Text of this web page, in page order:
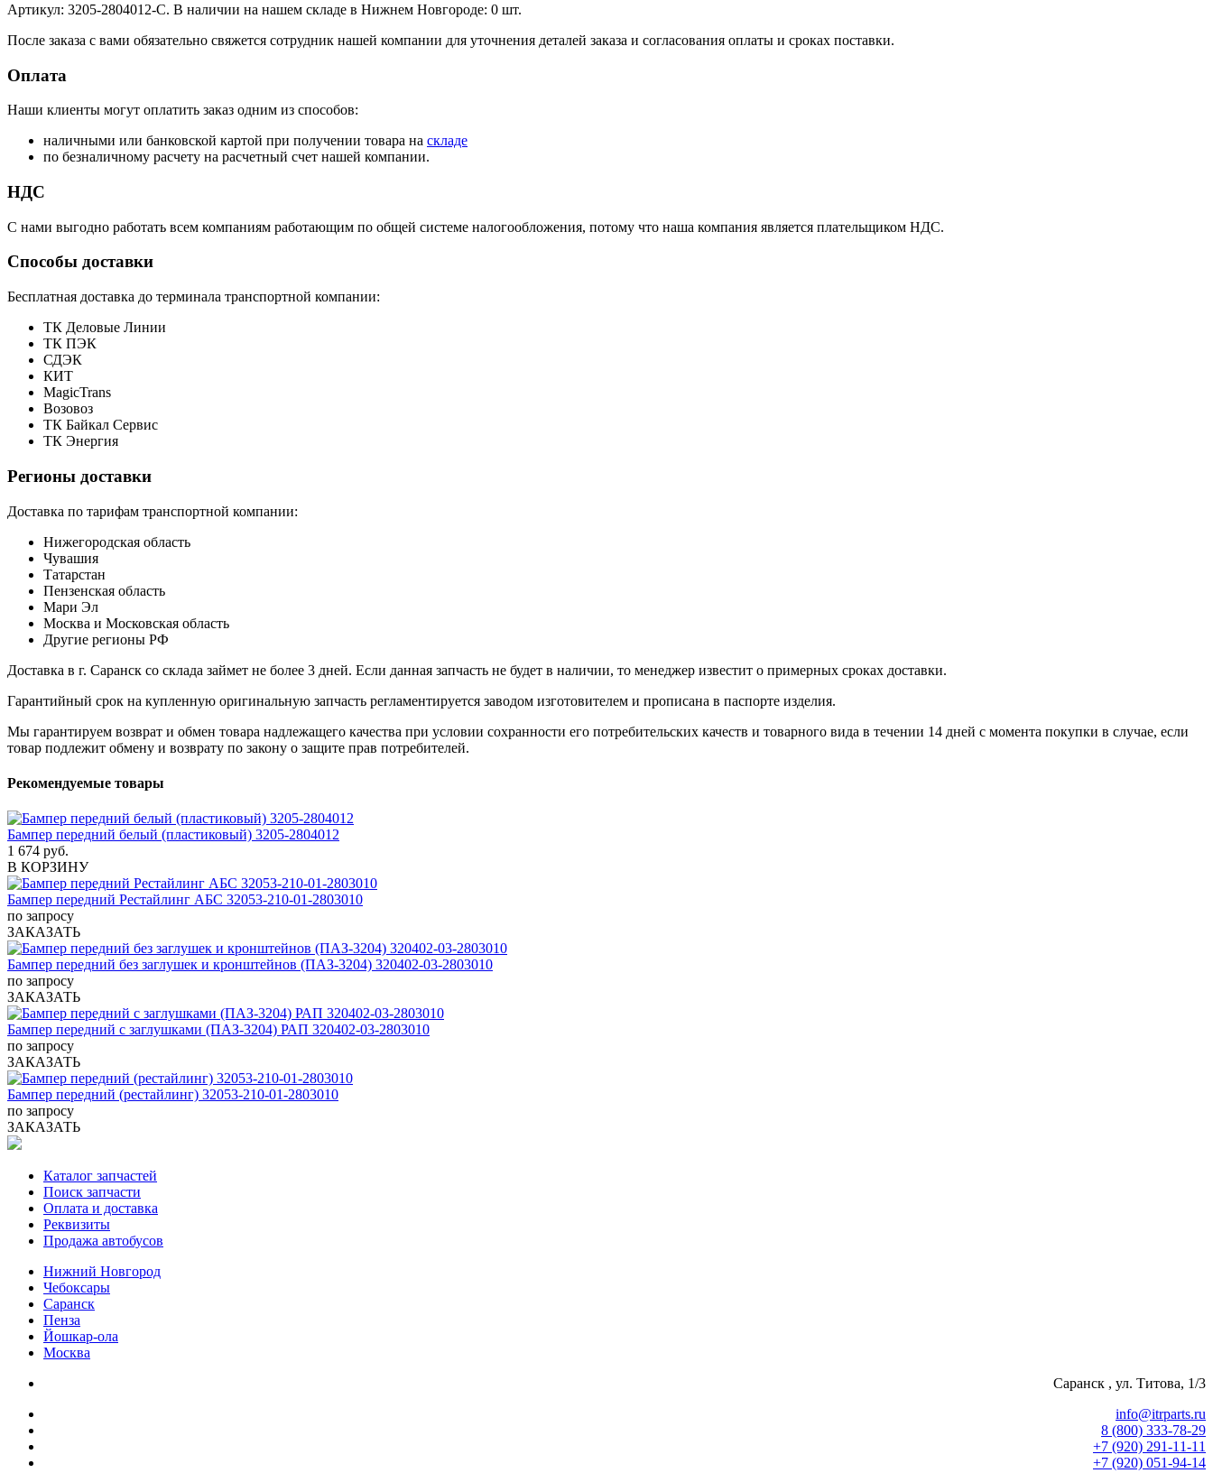
Артикул: 3205-2804012-С. В наличии на нашем складе в Нижнем Новгороде: 0 шт.
После заказа с вами обязательно свяжется сотрудник нашей компании для уточнения деталей заказа и согласования оплаты и сроках поставки.
Оплата
Наши клиенты могут оплатить заказ одним из способов:
наличными или банковской картой при получении товара на складе
по безналичному расчету на расчетный счет нашей компании.
НДС
С нами выгодно работать всем компаниям работающим по общей системе налогообложения, потому что наша компания является плательщиком НДС.
Способы доставки
Бесплатная доставка до терминала транспортной компании:
ТК Деловые Линии
ТК ПЭК
СДЭК
КИТ
MagicTrans
Возовоз
ТК Байкал Сервис
ТК Энергия
Регионы доставки
Доставка по тарифам транспортной компании:
Нижегородская область
Чувашия
Татарстан
Пензенская область
Мари Эл
Москва и Московская область
Другие регионы РФ
Доставка в г. Саранск со склада займет не более 3 дней. Если данная запчасть не будет в наличии, то менеджер известит о примерных сроках доставки.
Гарантийный срок на купленную оригинальную запчасть регламентируется заводом изготовителем и прописана в паспорте изделия.
Мы гарантируем возврат и обмен товара надлежащего качества при условии сохранности его потребительских качеств и товарного вида в течении 14 дней с момента покупки в случае, если
товар подлежит обмену и возврату по закону о защите прав потребителей.
Рекомендуемые товары
Бампер передний белый (пластиковый) 3205-2804012
1 674 руб.
В КОРЗИНУ
Бампер передний Рестайлинг АБС 32053-210-01-2803010
по запросу
ЗАКАЗАТЬ
Бампер передний без заглушек и кронштейнов (ПАЗ-3204) 320402-03-2803010
по запросу
ЗАКАЗАТЬ
Бампер передний с заглушками (ПАЗ-3204) РАП 320402-03-2803010
по запросу
ЗАКАЗАТЬ
Бампер передний (рестайлинг) 32053-210-01-2803010
по запросу
ЗАКАЗАТЬ
Каталог запчастей
Поиск запчасти
Оплата и доставка
Реквизиты
Продажа автобусов
Нижний Новгород
Чебоксары
Саранск
Пенза
Йошкар-ола
Москва
Саранск , ул. Титова, 1/3
info@itrparts.ru
8 (800) 333-78-29
‪+7 (920) 291-11-11
+7 (920) 051-94-14